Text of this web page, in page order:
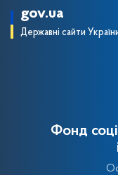
gov.ua
Державні сайти
Фонд